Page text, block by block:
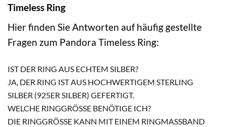
Timeless Ring
Hier finden Sie Antworten auf häufig gestellte
Fragen zum Pandora Timeless Ring:
IST DER RING AUS ECHTEM SILBER?
JA, DER RING IST AUS HOCHWERTIGEM STERLING
SILBER (925ER SILBER) GEFERTIGT.
WELCHE RINGGRÖSSE BENÖTIGE ICH?
DIE RINGGRÖSSE KANN MIT EINEM RINGMASSBAND OD